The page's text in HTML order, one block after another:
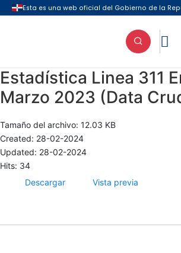

Estadística Linea 311
Marzo 2023 (Data
Tamaño del archivo: 12.03 KB
Created: 28-02-2024
Updated: 28-02-2024
Hits: 34
Descargar
Vista previa